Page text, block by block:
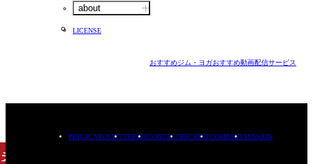
チケット
about
LICENSE
おすすめジム・ヨガおすすめ動画配信サービス
PRIVACYPOLICYTERMSCONTACTRECRUITCOMPANYMISSION